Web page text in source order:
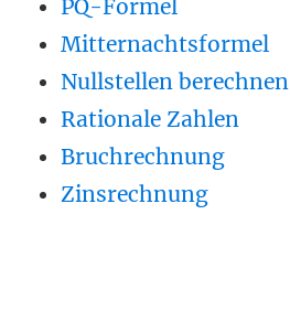
PQ-Formel
Mitternachtsformel
Nullstellen berechnen
Rationale Zahlen
Bruchrechnung
Zinsrechnung